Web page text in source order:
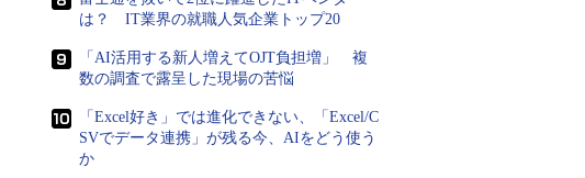
は？ IT業界の就職人気企業トップ20
「AI活用する新人増えてOJT負担増」 複
数の調査で露呈した現場の苦悩
「Excel好き」では進化できない、「Excel/C
SVでデータ連携」が残る今、AIをどう使う
か